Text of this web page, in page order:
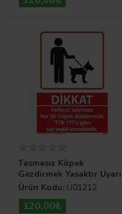
Tasmasız Köpek
Gezdirmek Yasaktır Uyarı
Levhası
Ürün Kodu: U01212
120,00₺